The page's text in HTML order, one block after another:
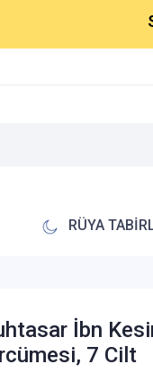
RÜYA
İbn
7 Cilt